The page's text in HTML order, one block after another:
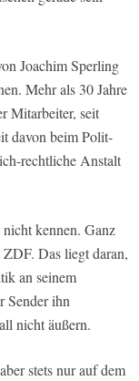
Joachim Sperling
Mehr als 30 Jahre
Mitarbeiter, seit
davon beim Polit-
rechtliche Anstalt
kennen. Ganz
Das liegt daran,
an seinem
Sender ihn
nicht äußern.
stets nur auf dem